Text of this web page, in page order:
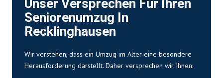
Unser Versprechen Für Ihren
Seniorenumzug In
Recklinghausen
Wir verstehen, dass ein Umzug im Alter eine besondere
Herausforderung darstellt. Daher versprechen wir Ihnen: